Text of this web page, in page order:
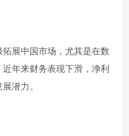
展中国市场，尤其是在数
年来财务表现下滑，净利
潜力。